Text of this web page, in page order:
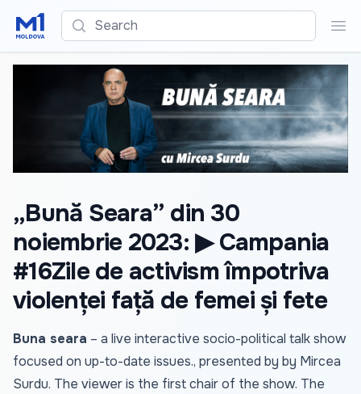
Search
„Bună Seara” din 30
noiembrie 2023: ▶ Campania
#16Zile de activism împotriva
violenței față de femei și fete
Buna seara – a live interactive socio-political talk show
focused on up-to-date issues., presented by by Mircea
Surdu. The viewer is the first chair of the show. The